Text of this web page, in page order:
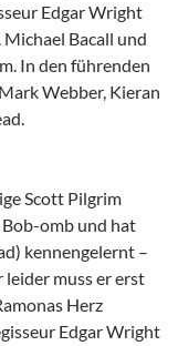
Edgar Wright
Bacall und
In den führenden
Webber, Kieran
Scott Pilgrim
Bob-omb und hat
kennengelernt –
leider muss er erst
Herz
Edgar Wright